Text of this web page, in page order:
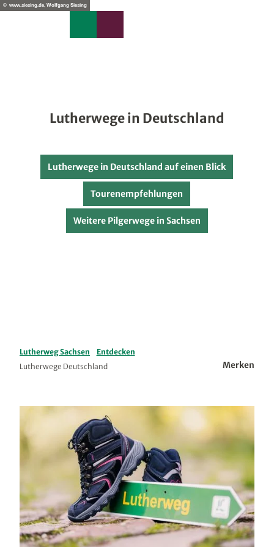
Z© www.siesing.de, Wolfgang Siesing
Lutherwege in Deutschland
Lutherwege in Deutschland auf einen Blick
Tourenempfehlungen
Weitere Pilgerwege in Sachsen
Lutherweg Sachsen
Entdecken
Lutherwege Deutschland
Merken